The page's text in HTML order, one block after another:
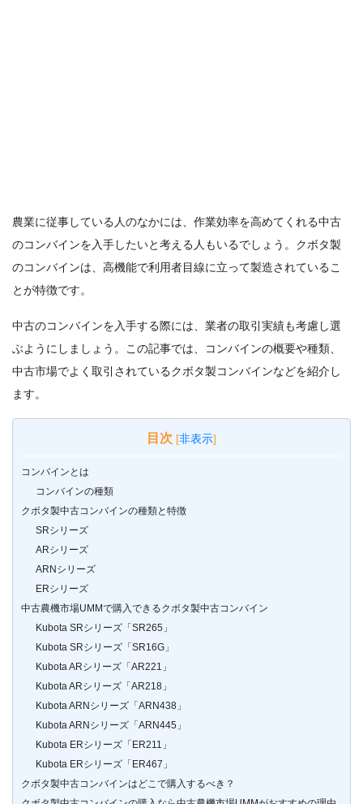
農業に従事している人のなかには、作業効率を高めてくれる中古
のコンバインを入手したいと考える人もいるでしょう。クボタ製
のコンバインは、高機能で利用者目線に立って製造されているこ
とが特徴です。
中古のコンバインを入手する際には、業者の取引実績も考慮し選
ぶようにしましょう。この記事では、コンバインの概要や種類、
中古市場でよく取引されているクボタ製コンバインなどを紹介し
ます。
目次 [非表示]
コンバインとは
コンバインの種類
クボタ製中古コンバインの種類と特徴
SRシリーズ
ARシリーズ
ARNシリーズ
ERシリーズ
中古農機市場UMMで購入できるクボタ製中古コンバイン
Kubota SRシリーズ「SR265」
Kubota SRシリーズ「SR16G」
Kubota ARシリーズ「AR221」
Kubota ARシリーズ「AR218」
Kubota ARNシリーズ「ARN438」
Kubota ARNシリーズ「ARN445」
Kubota ERシリーズ「ER211」
Kubota ERシリーズ「ER467」
クボタ製中古コンバインはどこで購入するべき？